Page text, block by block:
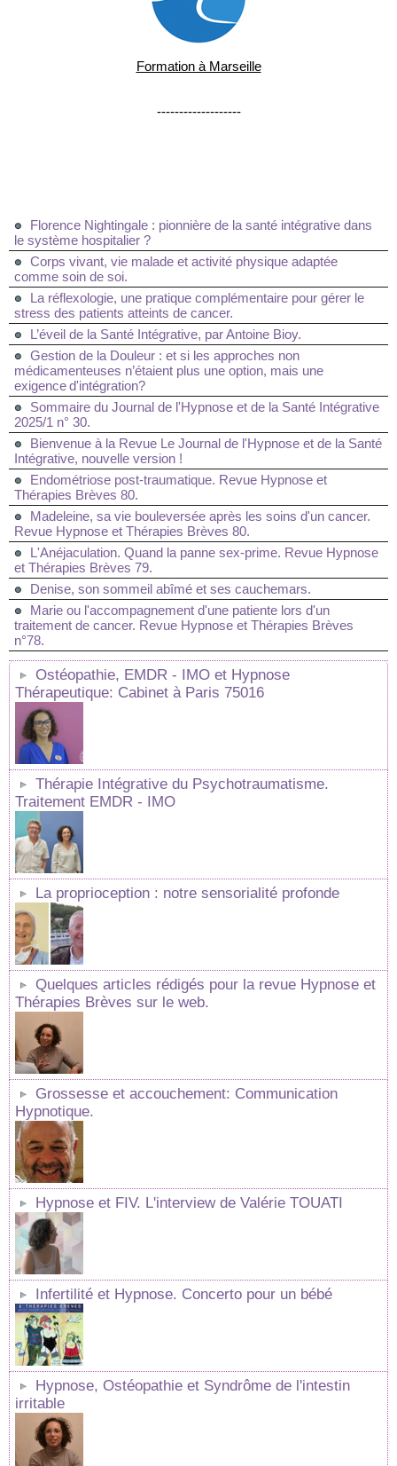
Formation à Marseille
-------------------
Florence Nightingale : pionnière de la santé intégrative dans
le système hospitalier ?
Corps vivant, vie malade et activité physique adaptée
comme soin de soi.
La réflexologie, une pratique complémentaire pour gérer le
stress des patients atteints de cancer.
L’éveil de la Santé Intégrative, par Antoine Bioy.
Gestion de la Douleur : et si les approches non
médicamenteuses n’étaient plus une option, mais une
exigence d'intégration?
Sommaire du Journal de l'Hypnose et de la Santé Intégrative
2025/1 n° 30.
Bienvenue à la Revue Le Journal de l'Hypnose et de la Santé
Intégrative, nouvelle version !
Endométriose post-traumatique. Revue Hypnose et
Thérapies Brèves 80.
Madeleine, sa vie bouleversée après les soins d'un cancer.
Revue Hypnose et Thérapies Brèves 80.
L'Anéjaculation. Quand la panne sex-prime. Revue Hypnose
et Thérapies Brèves 79.
Denise, son sommeil abîmé et ses cauchemars.
Marie ou l'accompagnement d'une patiente lors d'un
traitement de cancer. Revue Hypnose et Thérapies Brèves
n°78.
Ostéopathie, EMDR - IMO et Hypnose
Thérapeutique: Cabinet à Paris 75016
Thérapie Intégrative du Psychotraumatisme.
Traitement EMDR - IMO
La proprioception : notre sensorialité profonde
Quelques articles rédigés pour la revue Hypnose et
Thérapies Brèves sur le web.
Grossesse et accouchement: Communication
Hypnotique.
Hypnose et FIV. L'interview de Valérie TOUATI
Infertilité et Hypnose. Concerto pour un bébé
Hypnose, Ostéopathie et Syndrôme de l'intestin
irritable